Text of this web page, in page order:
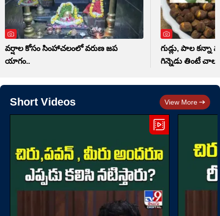
వర్షాల కోసం సింహాచలంలో వరుణ జప
యాగం..
గుడ్లు, పాల కన్నా
గిన్నెడు తింటే చాలు
Short Videos View More